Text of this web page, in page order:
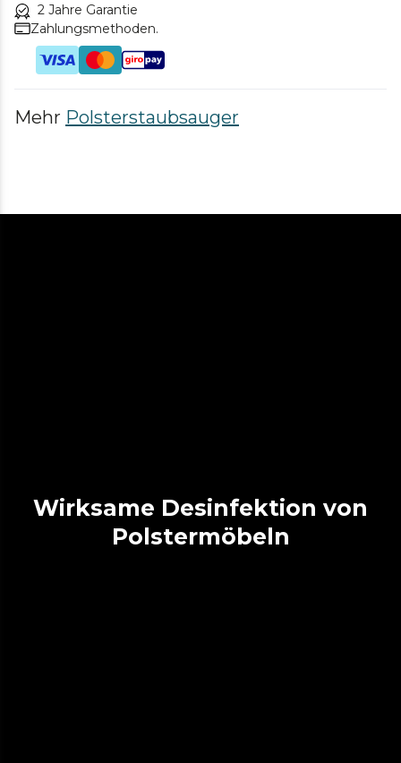
2 Jahre Garantie
Zahlungsmethoden.
Mehr Polsterstaubsauger
Wirksame Desinfektion von
Polstermöbeln